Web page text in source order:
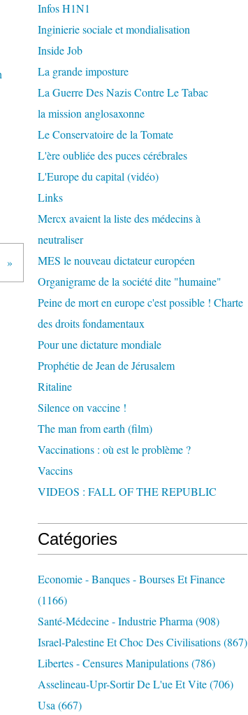
Infos H1N1
Inginierie sociale et mondialisation
Inside Job
La grande imposture
La Guerre Des Nazis Contre Le Tabac
la mission anglosaxonne
Le Conservatoire de la Tomate
L'ère oubliée des puces cérébrales
L'Europe du capital (vidéo)
Links
Mercx avaient la liste des médecins à
neutraliser
MES le nouveau dictateur européen
Organigrame de la société dite "humaine"
Peine de mort en europe c'est possible ! Charte
des droits fondamentaux
Pour une dictature mondiale
Prophétie de Jean de Jérusalem
Ritaline
Silence on vaccine !
The man from earth (film)
Vaccinations : où est le problème ?
Vaccins
VIDEOS : FALL OF THE REPUBLIC
Catégories
Economie - Banques - Bourses Et Finance
(1166)
Santé-Médecine - Industrie Pharma (908)
Israel-Palestine Et Choc Des Civilisations(867)
Libertes - Censures Manipulations(786)
Asselineau-Upr-Sortir De L'ue Et Vite(706)
Usa (667)